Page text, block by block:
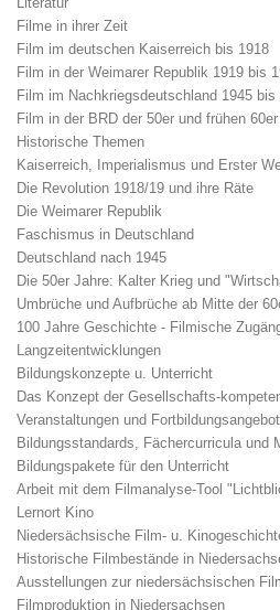
Filme in ihrer Zeit
Film im deutschen Kaiserreich bis 1918
Film in der Weimarer Republik 1919 bis
Film im Nachkriegsdeutschland 1945 bis
Film in der BRD der 50er und frühen
Historische Themen
Kaiserreich, Imperialismus und Erster
Die Revolution 1918/19 und ihre Räte
Die Weimarer Republik
Faschismus in Deutschland
Deutschland nach 1945
Die 50er Jahre: Kalter Krieg und
Umbrüche und Aufbrüche ab Mitte der
100 Jahre Geschichte - Filmische
Langzeitentwicklungen
Bildungskonzepte u. Unterricht
Das Konzept der Gesellschafts-
Veranstaltungen und
Bildungsstandards, Fächercurricula und
Bildungspakete für den Unterricht
Arbeit mit dem Filmanalyse-Tool
Lernort Kino
Niedersächsische Film- u.
Historische Filmbestände in
Ausstellungen zur niedersächsischen
Filmproduktion in Niedersachsen